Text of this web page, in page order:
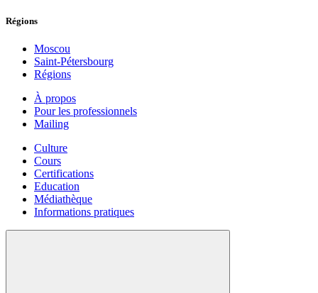
Régions
Moscou
Saint-Pétersbourg
Régions
À propos
Pour les professionnels
Mailing
Culture
Cours
Certifications
Education
Médiathèque
Informations pratiques